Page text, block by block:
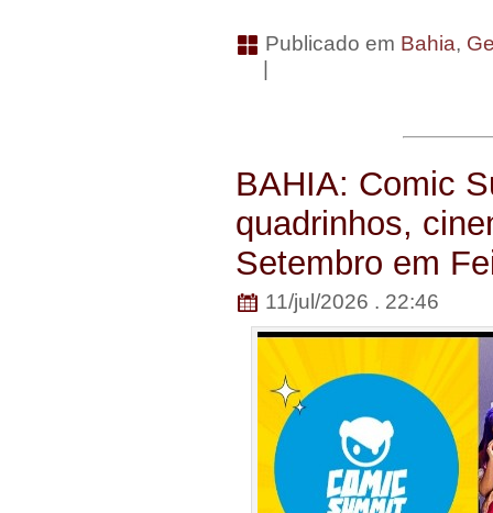
Publicado em Bahia,
BAHIA: Comic
quadrinhos,
Setembro em
11/jul/2026 . 22:46